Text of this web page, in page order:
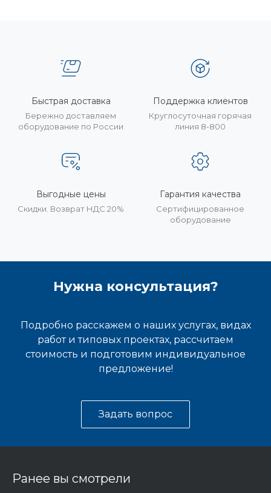
Быстрая доставка
Бережно доставляем
оборудование по России
Поддержка клиентов
Круглосуточная горячая
линия 8-800
Выгодные цены
Скидки. Возврат НДС 20%
Гарантия качества
Сертифицированное
оборудование
Нужна консультация?
Подробно расскажем о наших услугах, видах
работ и типовых проектах, рассчитаем
стоимость и подготовим индивидуальное
предложение!
Задать вопрос
Ранее вы смотрели